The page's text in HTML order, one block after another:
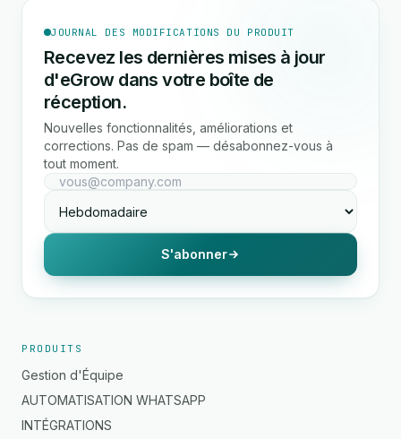
JOURNAL DES MODIFICATIONS DU PRODUIT
Recevez les dernières mises à jour
d'eGrow dans votre boîte de
réception.
Nouvelles fonctionnalités, améliorations et
corrections. Pas de spam — désabonnez-vous à
tout moment.
S'abonner
PRODUITS
Gestion d'Équipe
AUTOMATISATION WHATSAPP
INTÉGRATIONS